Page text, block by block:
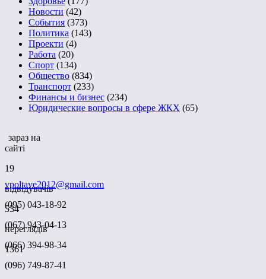
Новости (42)
События (373)
Политика (143)
Проекти (4)
Работа (20)
Спорт (134)
Общество (834)
Транспорт (233)
Финансы и бизнес (234)
Юридические вопросы в сфере ЖКХ (65)
зараз на
сайті
19
відвідувачів
534
переглядів
1361
vpoltave2012@gmail.com
(095) 043-18-92
(067) 943-04-13
(066) 394-98-34
(096) 749-87-41